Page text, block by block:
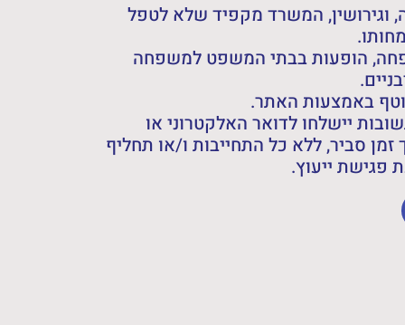
וגירושין, המשרד מקפיד שלא לטפל
הופעות בבתי המשפט למשפחה
באמצעות האתר.
יישלחו לדואר האלקטרוני או
זמן סביר, ללא כל התחייבות ו/או תחליף
ייעוץ.